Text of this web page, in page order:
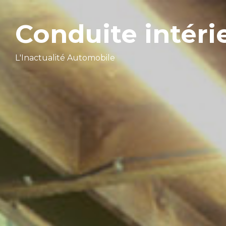
Conduite
L'Inactualité Automobile